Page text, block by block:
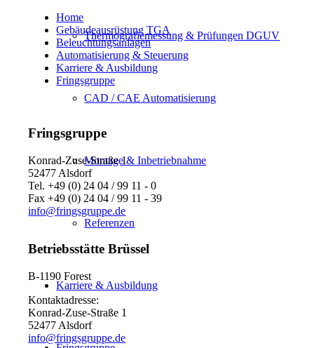
Thermografiemessung & Prüfungen DGUV
CAD / CAE Automatisierung
Montage & Inbetriebnahme
Referenzen
Karriere & Ausbildung
Home
Gebäudeausrüstung TGA
Beleuchtungsanlagen
Automatisierung & Steuerung
Karriere & Ausbildung
Fringsgruppe
Fringsgruppe
Konrad-Zuse-Straße 1
52477 Alsdorf
Tel. +49 (0) 24 04 / 99 11 - 0
Fax +49 (0) 24 04 / 99 11 - 39
info@fringsgruppe.de
Betriebsstätte Brüssel
B-1190 Forest
Kontaktadresse:
Konrad-Zuse-Straße 1
52477 Alsdorf
info@fringsgruppe.de